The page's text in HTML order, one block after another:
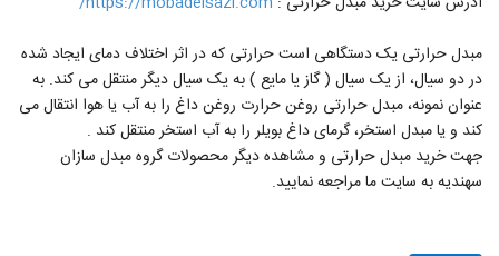
مبدل حرارتی یک دستگاهی است حرارتی که در اثر اختلاف دمای ایجاد شده
در دو سیال، از یک سیال ( گاز یا مایع ) به یک سیال دیگر منتقل می کند. به
عنوان نمونه، مبدل حرارتی روغن حرارت روغن داغ را به آب یا هوا انتقال می
کند و یا مبدل استخر، گرمای داغ بویلر را به آب استخر منتقل کند .
جهت خرید مبدل حرارتی و مشاهده دیگر محصولات گروه مبدل سازان
سهندیه به سایت ما مراجعه نمایید.